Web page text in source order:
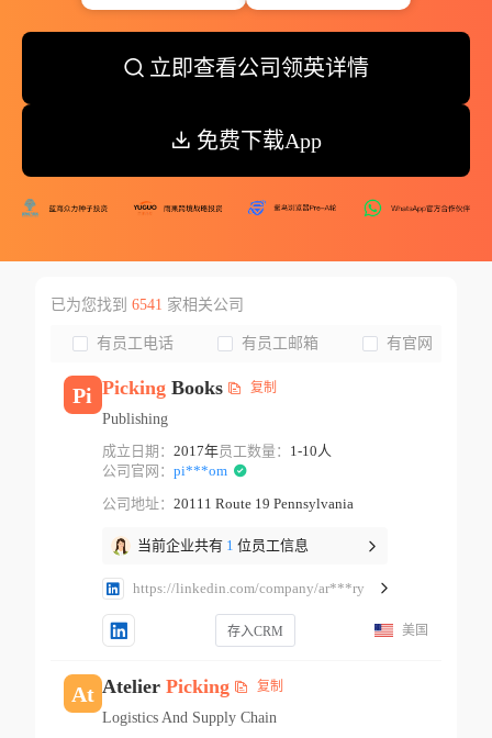
立即查看公司领英详情
免费下载App
已为您找到 6541 家相关公司
有员工电话 有员工邮箱 有官网
Pi PickingBooks 复制
Publishing
成立日期： 2017年员工数量： 1-10人
公司官网： pi***om
公司地址： 20111 Route 19 Pennsylvania
当前企业共有 1 位员工信息
https://linkedin.com/company/ar***ry
存入CRM 美国
At Atelier Picking 复制
Logistics And Supply Chain